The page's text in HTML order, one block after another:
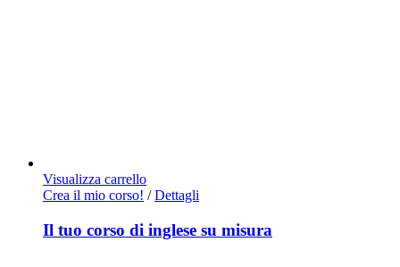
Visualizza carrello
Crea il mio corso! / Dettagli
Il tuo corso di inglese su misura